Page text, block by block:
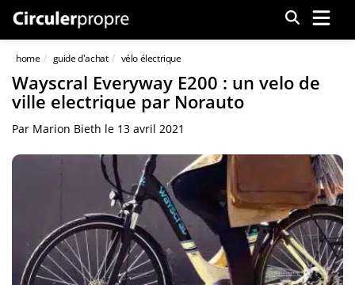
Menu
home guide d'achat vélo électrique
Wayscral Everyway E200 : un velo de
ville electrique par Norauto
Par Marion Bieth le 13 avril 2021